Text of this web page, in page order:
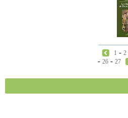
1 -2
- 26 - 27